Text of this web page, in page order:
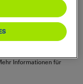
Juli 2018 wird der
Die Züge
Sie verkehren im
Halteorten. Die
Informationen für